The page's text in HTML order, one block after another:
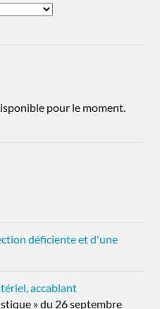
pour le moment.
déficiente et d'une
accablant
» du 26 septembre